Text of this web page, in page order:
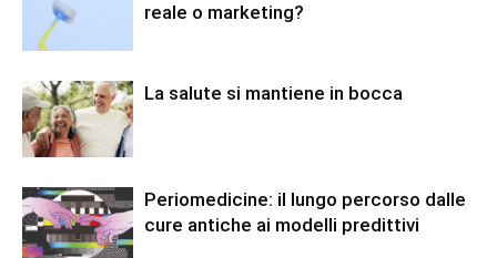
reale o marketing?
La salute si mantiene in bocca
Periomedicine: il lungo percorso dalle
cure antiche ai modelli predittivi